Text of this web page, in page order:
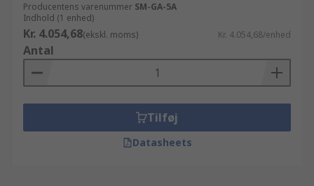
Producentens varenummer SM-GA-5A
Indhold (1 enhed)
Kr. 4.054,68(ekskl. moms) Kr. 4.054,68/enhed
Antal
Tilføj
Datasheets